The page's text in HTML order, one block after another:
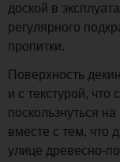
доской в
регулярного
пропитки.
Поверхность
и с текстурой,
поскользнуться
вместе с тем, что
улице древесно-